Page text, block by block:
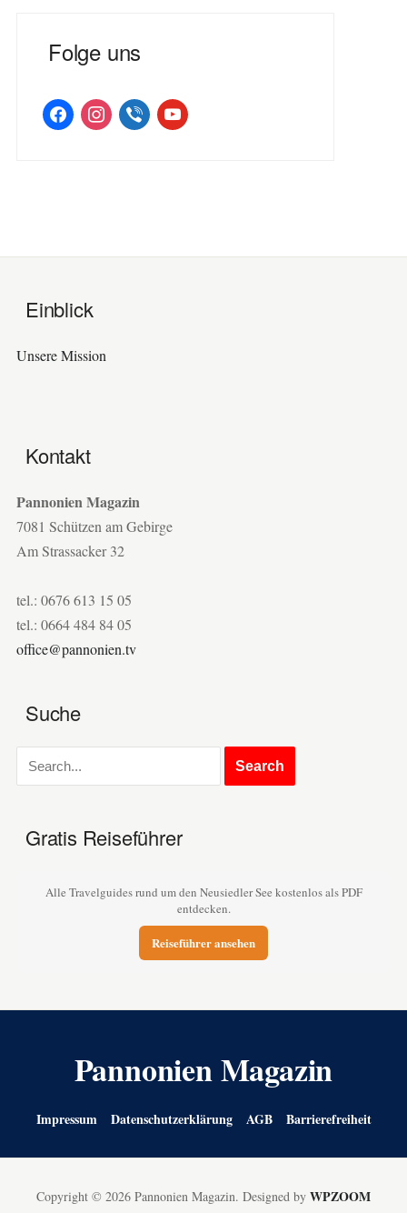
Folge uns
facebookinstagramviber youtube
Einblick
Unsere Mission
Kontakt
Pannonien Magazin
7081 Schützen am Gebirge
Am Strassacker 32
tel.: 0676 613 15 05
tel.: 0664 484 84 05
office@pannonien.tv
Suche
Gratis Reiseführer
Alle Travelguides rund um den Neusiedler See kostenlos als PDF
entdecken.
Reiseführer ansehen
Pannonien Magazin
Impressum Datenschutzerklärung AGB Barrierefreiheit
Copyright © 2026 Pannonien Magazin. Designed by WPZOOM